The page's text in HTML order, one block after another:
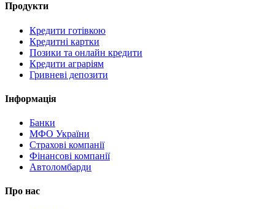
Продукти
Кредити готівкою
Кредитні картки
Позики та онлайн кредити
Кредити аграріям
Гривневі депозити
Інформація
Банки
МФО України
Страхові компанії
Фінансові компанії
Автоломбарди
Про нас